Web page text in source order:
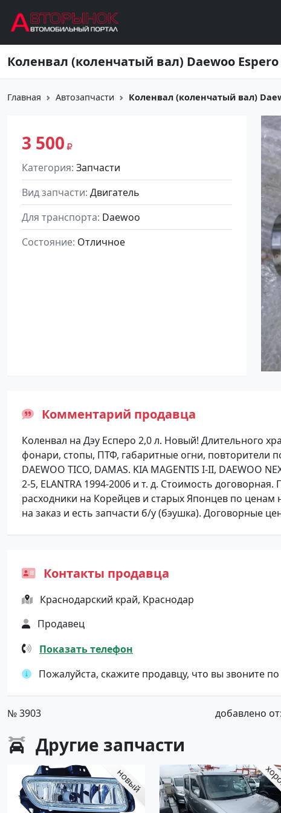
Коленвал (коленчатый вал) Daewoo
Главная Автозапчасти Коленвал (коленчатый вал)
3 500
Категория Запчасти
Вид запчасти Двигатель
Для транспорта Daewoo
Состояние Отличное
Комментарий продавца
Коленвал на Дэу Есперо 2,0 л. Новый! Длительного
фонари, стопы, ПТФ, габаритные огни, повторители
DAEWOO TICO, DAMAS. KIA MAGENTIS I-II, DAEWOO
2-5, ELANTRA 1994-2006 и т. д. Стоимость
расходники на Корейцев и старых Японцев по ценам
на заказ и есть запчасти б/у (бэушка). Договорные
Контакты продавца
Краснодарский край, Краснодар
Продавец
Показать телефон
Пожалуйста, скажите продавцу, что вы звоните
№ 3903 добавлено
Другие запчасти